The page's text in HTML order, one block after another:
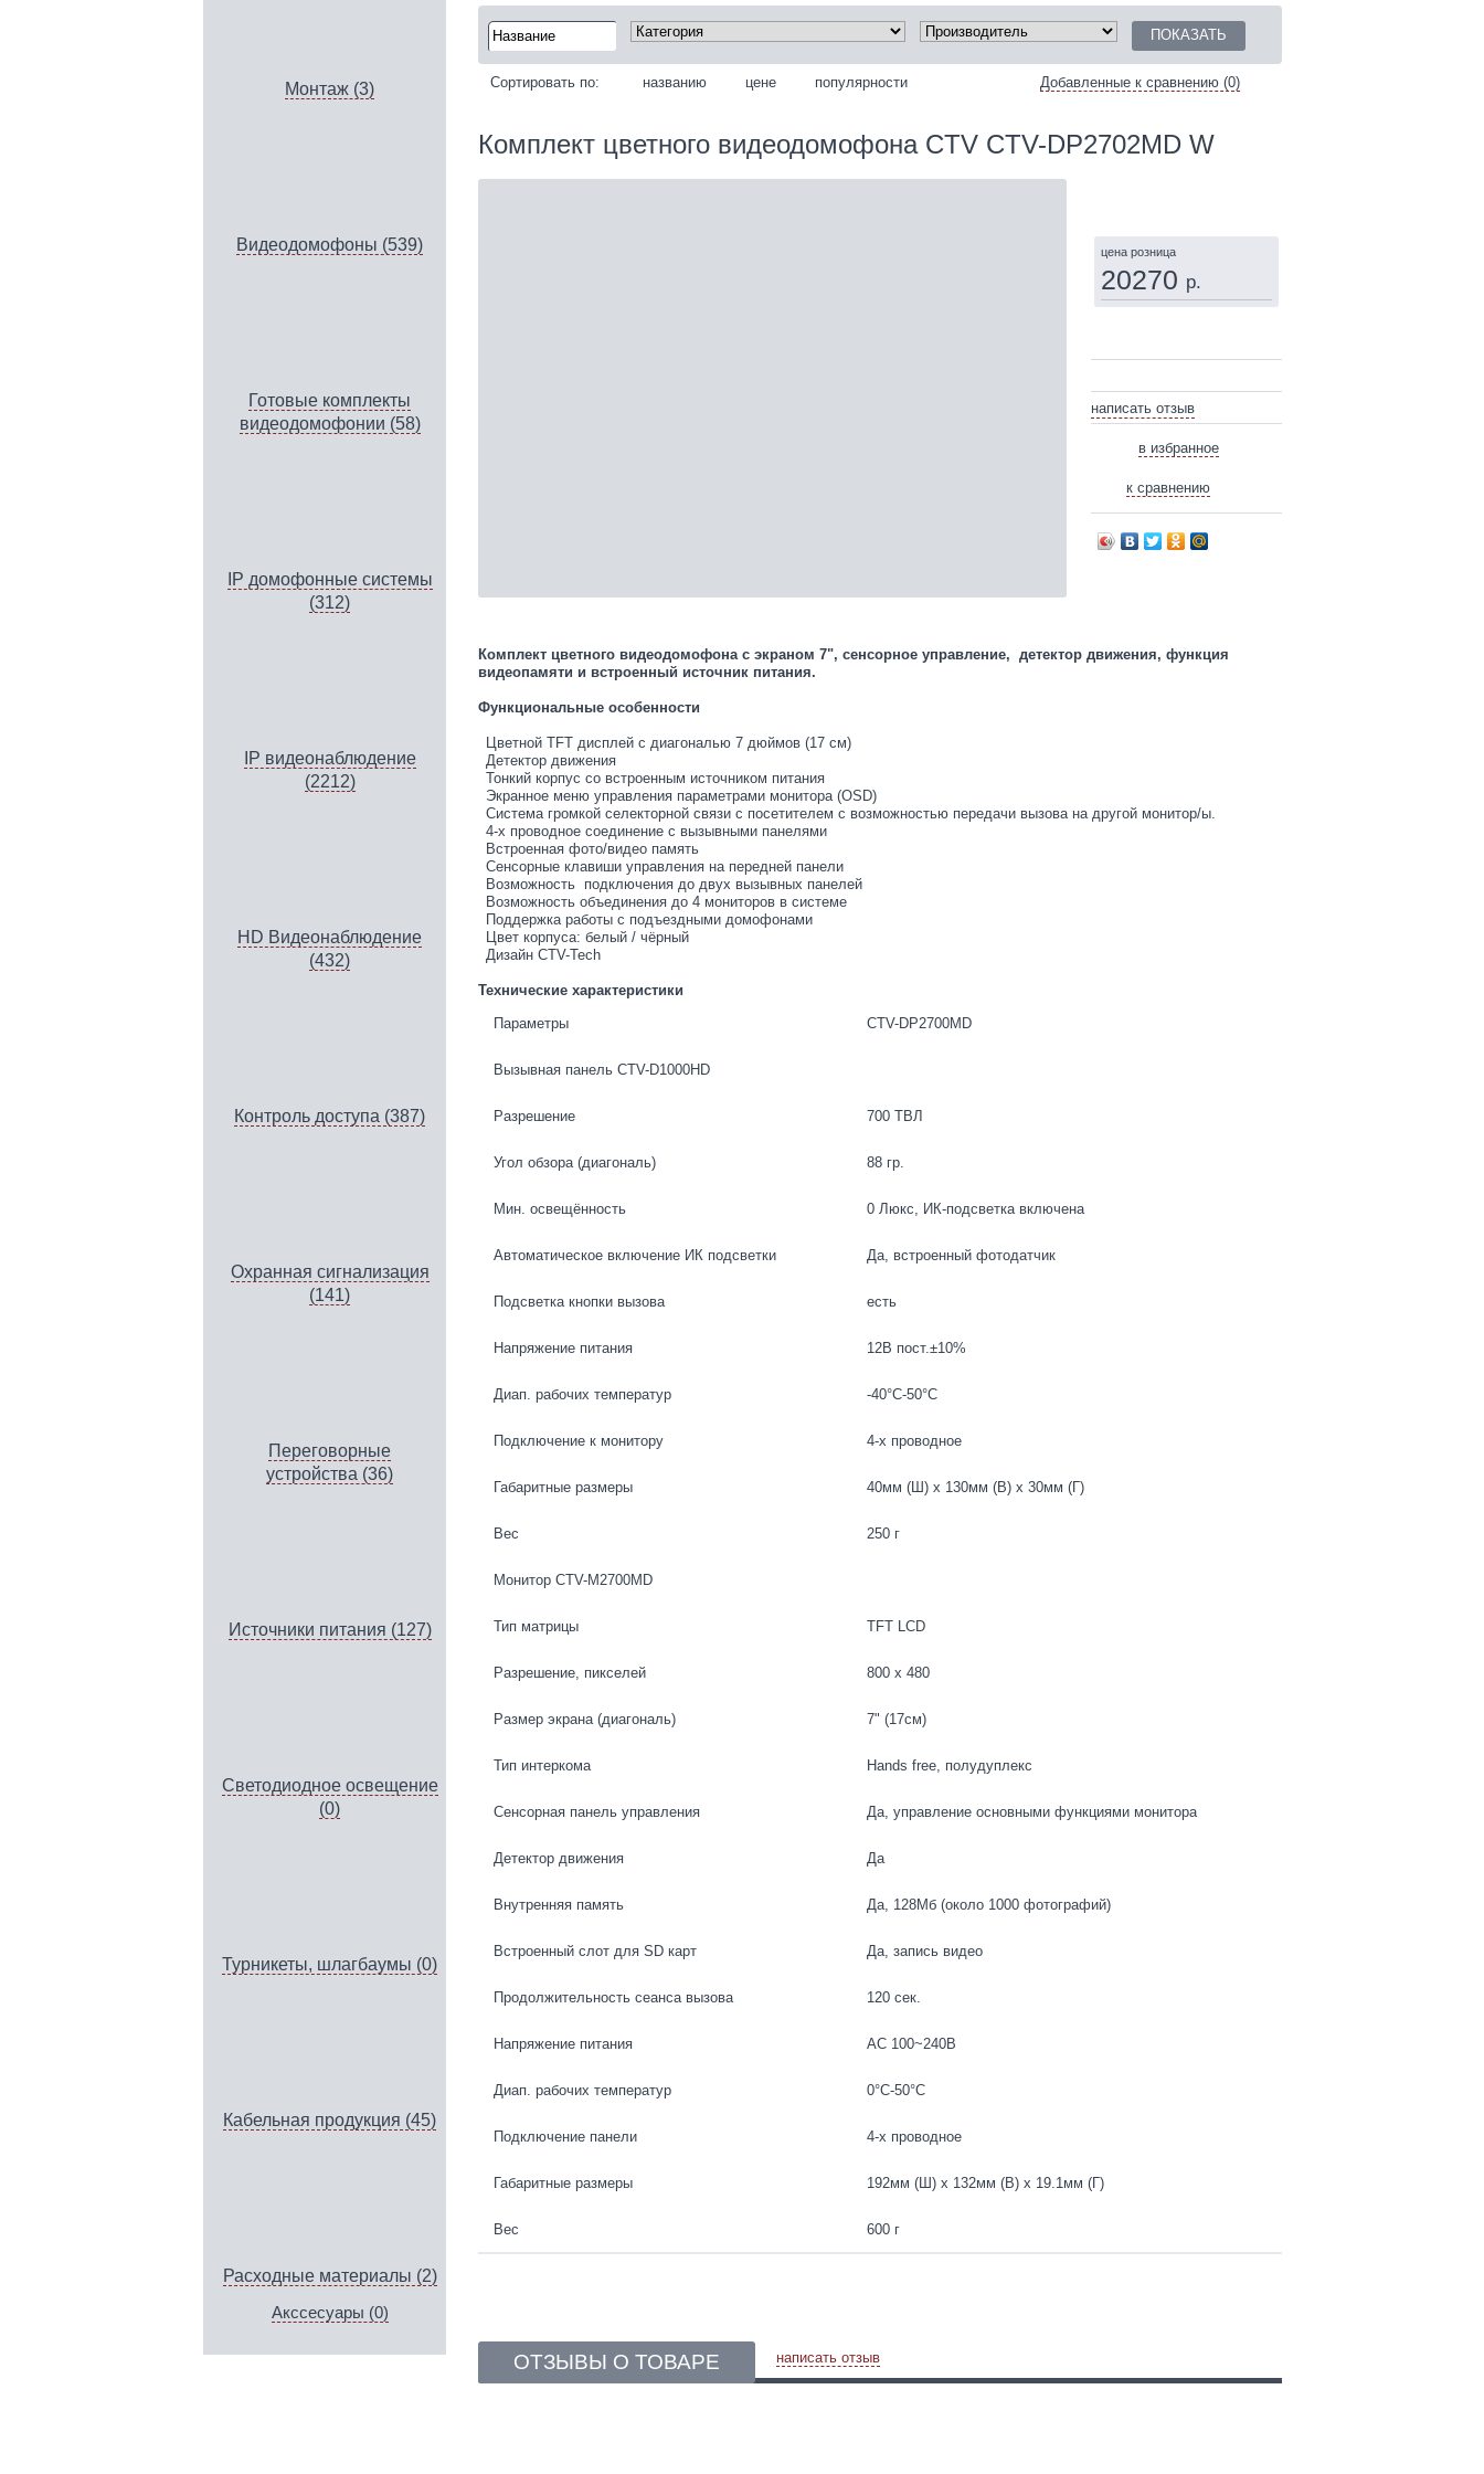
Монтаж (3)
Видеодомофоны (539)
Готовые комплекты
видеодомофонии (58)
IP домофонные системы
(312)
IP видеонаблюдение
(2212)
HD Видеонаблюдение
(432)
Контроль доступа (387)
Охранная сигнализация
(141)
Переговорные
устройства (36)
Источники питания (127)
Светодиодное освещение
(0)
Турникеты, шлагбаумы (0)
Кабельная продукция (45)
Расходные материалы (2)
Акссесуары (0)
Добавленные к сравнению (0)
Сортировать по: названию цене популярности
Комплект цветного видеодомофона CTV CTV-DP2702MD W
цена розница
20270 р.
написать отзыв
в избранное
к сравнению
Комплект цветного видеодомофона с экраном 7", сенсорное управление, детектор движения, функция
видеопамяти и встроенный источник питания.
Функциональные особенности
Цветной TFT дисплей с диагональю 7 дюймов (17 см)
Детектор движения
Тонкий корпус со встроенным источником питания
Экранное меню управления параметрами монитора (OSD)
Система громкой селекторной связи с посетителем с возможностью передачи вызова на другой монитор/ы.
4-х проводное соединение с вызывными панелями
Встроенная фото/видео память
Сенсорные клавиши управления на передней панели
Возможность подключения до двух вызывных панелей
Возможность объединения до 4 мониторов в системе
Поддержка работы с подъездными домофонами
Цвет корпуса: белый / чёрный
Дизайн CTV-Tech
Технические характеристики
Параметры
CTV-DP2700MD
Вызывная панель CTV-D1000HD
Разрешение 700 ТВЛ
Угол обзора (диагональ) 88 гр.
Мин. освещённость 0 Люкс, ИК-подсветка включена
Автоматическое включение ИК подсветки Да, встроенный фотодатчик
Подсветка кнопки вызова есть
Напряжение питания 12В пост.±10%
Диап. рабочих температур -40°C-50°C
Подключение к монитору 4-х проводное
Габаритные размеры 40мм (Ш) x 130мм (В) x 30мм (Г)
Вес 250 г
Монитор CTV-M2700MD
Тип матрицы TFT LCD
Разрешение, пикселей 800 х 480
Размер экрана (диагональ) 7" (17см)
Тип интеркома Hands free, полудуплекс
Сенсорная панель управления Да, управление основными функциями монитора
Детектор движения Да
Внутренняя память Да, 128Мб (около 1000 фотографий)
Встроенный слот для SD карт Да, запись видео
Продолжительность сеанса вызова 120 сек.
Напряжение питания AC 100~240В
Диап. рабочих температур 0°C-50°C
Подключение панели 4-х проводное
Габаритные размеры 192мм (Ш) x 132мм (В) x 19.1мм (Г)
Вес 600 г
ОТЗЫВЫ О ТОВАРЕ написать отзыв